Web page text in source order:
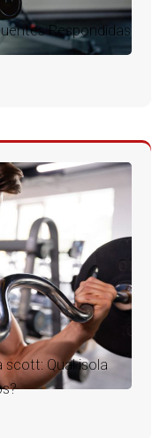
Respondidas
Qual isola